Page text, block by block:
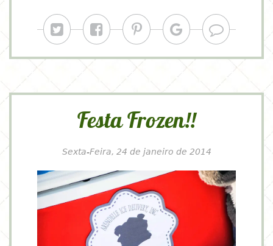
Festa Frozen!!
Sexta-Feira, 24 de janeiro de 2014